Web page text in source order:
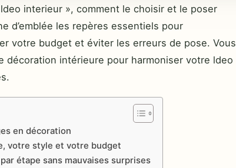
interieur », comment le choisir et le poser
d’emblée les repères essentiels pour
votre budget et éviter les erreurs de pose. Vous
intérieure pour harmoniser votre ldeo
en décoration
votre style et votre budget
étape sans mauvaises surprises